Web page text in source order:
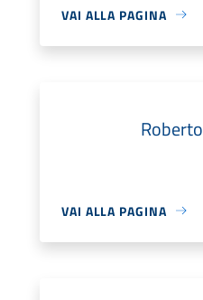
VAI ALLA PAGINA
VAI ALLA PAGINA